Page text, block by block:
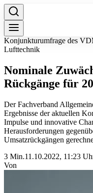
Konjunkturumfrage des
Lufttechnik
Nominale
Rückgänge für
Der Fachverband
Ergebnisse der aktuellen
Impulse und innovative
Herausforderungen
Umsatzrückgängen
3 Min.11.10.2022, 11:23
Von